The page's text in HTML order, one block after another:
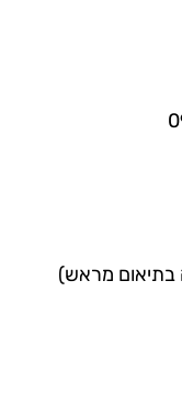
בתיאום מראש)